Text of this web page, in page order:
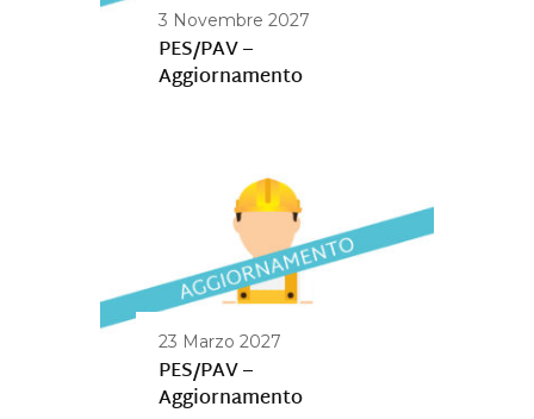
3 Novembre 2027
PES/PAV –
Aggiornamento
23 Marzo 2027
PES/PAV –
Aggiornamento